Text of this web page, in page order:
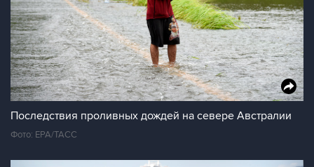
Последствия проливных дождей на севере Австралии
Фото: ЕРА/ТАСС